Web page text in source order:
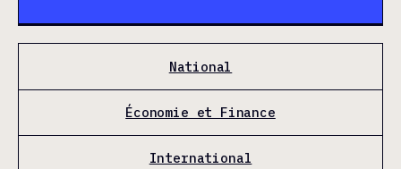
National
Économie et Finance
International